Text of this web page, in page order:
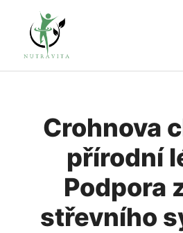
Přeskočit
obsah
Crohnova
přírodní
Podpora
střevního